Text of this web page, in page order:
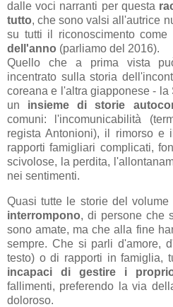
dalle voci narranti per questa
tutto, che sono valsi all'autrice
su tutti il riconoscimento come
dell'anno (parliamo del 2016).
Quello che a prima vista
incentrato sulla storia
coreana e l'altra giapponese -
un insieme di storie
comuni: l'incomunicabilità
regista Antonioni), il rimorso e
rapporti famigliari complicati,
scivolose, la perdita,
nei sentimenti.
Quasi tutte le storie del volume
interrompono, di persone che
sono amate, ma che alla fine
sempre. Che si parli d'amore,
testo) o di rapporti in famiglia,
incapaci di gestire i
fallimenti, preferendo la via
doloroso.